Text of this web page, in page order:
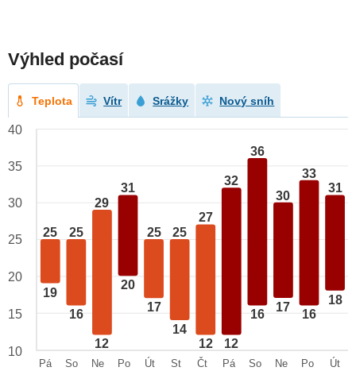
Výhled počasí
Teplota Vítr Srážky Nový sníh
25
19
25
16
29
12
31
20
25
17
25
14
27
12
32
12
36
16
30
17
33
16
31
18
40
35
30
25
20
15
10
Pá
So
Ne
Po
Út
St
Čt
Pá
So
Ne
Po
Út